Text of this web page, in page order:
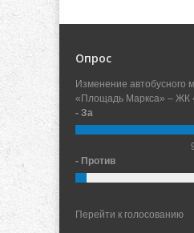
Опрос
Изменение
«Площадь Маркса» – ЖК
- За
- Против
Перейти к голосованию